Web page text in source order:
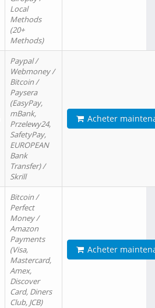
Local
Methods
(20+
Methods)
Paypal /
Webmoney /
Bitcoin /
Paysera
(EasyPay,
mBank,
Przelewy24,
SafetyPay,
EUROPEAN
Bank
Transfer) /
Skrill
Acheter
Bitcoin /
Perfect
Money /
Amazon
Payments
(Visa,
Mastercard,
Amex,
Discover
Card, Diners
Club, JCB)
Acheter